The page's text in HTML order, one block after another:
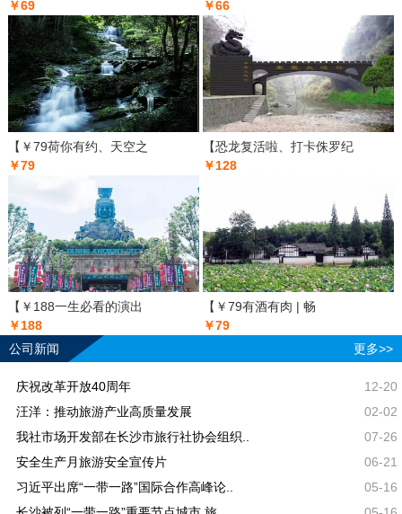
￥69
￥66
【￥79荷你有约、天空之
￥79
【恐龙复活啦、打卡侏罗纪
￥128
【￥188一生必看的演出
￥188
【￥79有酒有肉 | 畅
￥79
公司新闻
更多>>
庆祝改革开放40周年
12-20
汪洋：推动旅游产业高质量发展
02-02
我社市场开发部在长沙市旅行社协会组织..
07-26
安全生产月旅游安全宣传片
06-21
习近平出席“一带一路”国际合作高峰论..
05-16